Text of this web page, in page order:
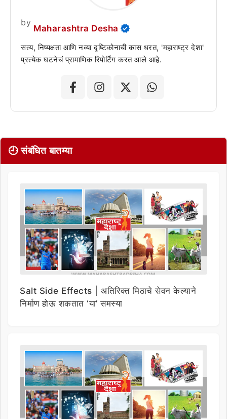
by
Maharashtra Desha
सत्य, निष्पक्षता आणि नव्या दृष्टिकोनाची कास धरत, 'महाराष्ट्र देशा'
प्रत्येक घटनेचं प्रामाणिक रिपोर्टिंग करत आले आहे.
🕘 संबंधित बातम्या
Salt Side Effects | अतिरिक्त मिठाचे सेवन केल्याने
निर्माण होऊ शकतात ‘या’ समस्या